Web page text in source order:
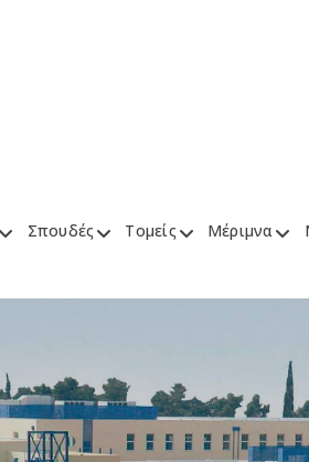
Σπουδές Τομείς Μέριμνα